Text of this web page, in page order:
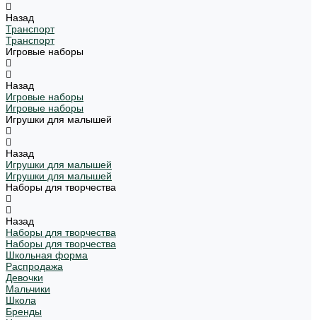
Назад
Транспорт
Транспорт
Игровые наборы
Назад
Игровые наборы
Игровые наборы
Игрушки для малышей
Назад
Игрушки для малышей
Игрушки для малышей
Наборы для творчества
Назад
Наборы для творчества
Наборы для творчества
Школьная форма
Распродажа
Девочки
Мальчики
Школа
Бренды